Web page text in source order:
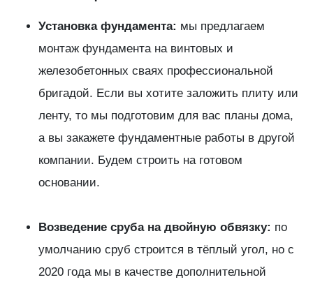
Установка фундамента: мы предлагаем
монтаж фундамента на винтовых и
железобетонных сваях профессиональной
бригадой. Если вы хотите заложить плиту или
ленту, то мы подготовим для вас планы дома,
а вы закажете фундаментные работы в другой
компании. Будем строить на готовом
основании.
Возведение сруба на двойную обвязку: по
умолчанию сруб строится в тёплый угол, но с
2020 года мы в качестве дополнительной